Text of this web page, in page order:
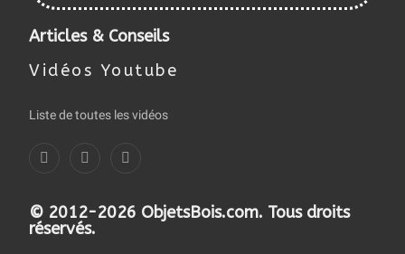
Articles & Conseils
Vidéos Youtube
Liste de toutes les vidéos
© 2012-2026 ObjetsBois.com. Tous droits
réservés.